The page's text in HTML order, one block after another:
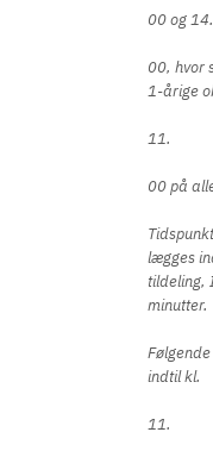
00 og 14.
00, hvor
1-årige
11.
00 på
lægges
tildeling,
minutter.
indtil kl.
11.